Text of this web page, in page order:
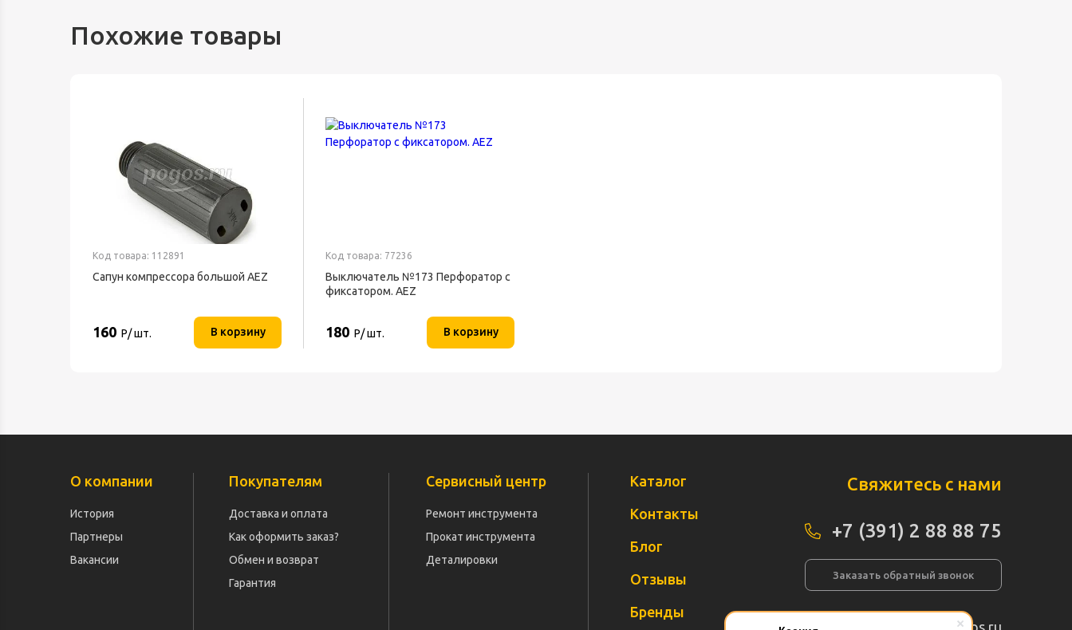
Похожие товары
Код товара: 112891
Сапун компрессора большой AEZ
160 Р/ шт. В корзину
Код товара: 77236
Выключатель №173 Перфоратор с
фиксатором. AEZ
180 Р/ шт. В корзину
О компании
История
Партнеры
Вакансии
Покупателям
Доставка и оплата
Как оформить заказ?
Обмен и возврат
Гарантия
Сервисный центр
Ремонт инструмента
Прокат инструмента
Деталировки
Каталог
Контакты
Блог
Отзывы
Бренды
Свяжитесь с нами
+7 (391) 2 88 88 75
Заказать обратный звонок
info@pogos.ru